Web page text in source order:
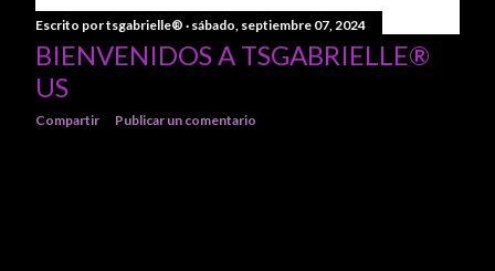
Escrito portsgabrielle® sábado, septiembre 07, 2024
BIENVENIDOS A TSGABRIELLE®
US
Compartir Publicar un comentario